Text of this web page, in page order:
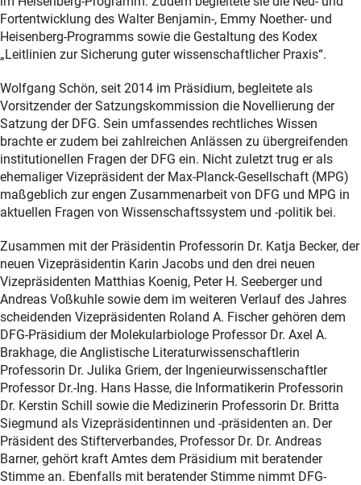
Fortentwicklung des Walter Benjamin-, Emmy Noether- und
Heisenberg-Programms sowie die Gestaltung des Kodex
„Leitlinien zur Sicherung guter wissenschaftlicher Praxis“.
Wolfgang Schön, seit 2014 im Präsidium, begleitete als
Vorsitzender der Satzungskommission die Novellierung der
Satzung der DFG. Sein umfassendes rechtliches Wissen
brachte er zudem bei zahlreichen Anlässen zu übergreifenden
institutionellen Fragen der DFG ein. Nicht zuletzt trug er als
ehemaliger Vizepräsident der Max-Planck-Gesellschaft (MPG)
maßgeblich zur engen Zusammenarbeit von DFG und MPG in
aktuellen Fragen von Wissenschaftssystem und -politik bei.
Zusammen mit der Präsidentin Professorin Dr. Katja Becker, der
neuen Vizepräsidentin Karin Jacobs und den drei neuen
Vizepräsidenten Matthias Koenig, Peter H. Seeberger und
Andreas Voßkuhle sowie dem im weiteren Verlauf des Jahres
scheidenden Vizepräsidenten Roland A. Fischer gehören dem
DFG-Präsidium der Molekularbiologe Professor Dr. Axel A.
Brakhage, die Anglistische Literaturwissenschaftlerin
Professorin Dr. Julika Griem, der Ingenieurwissenschaftler
Professor Dr.-Ing. Hans Hasse, die Informatikerin Professorin
Dr. Kerstin Schill sowie die Medizinerin Professorin Dr. Britta
Siegmund als Vizepräsidentinnen und -präsidenten an. Der
Präsident des Stifterverbandes, Professor Dr. Dr. Andreas
Barner, gehört kraft Amtes dem Präsidium mit beratender
Stimme an. Ebenfalls mit beratender Stimme nimmt DFG-